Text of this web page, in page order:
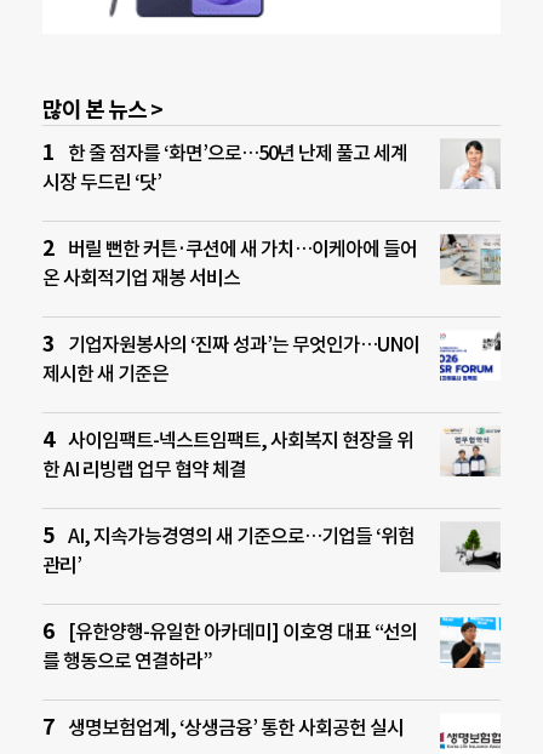
많이 본 뉴스 >
한 줄 점자를 ‘화면’으로…50년 난제 풀고 세계
시장 두드린 ‘닷’
버릴 뻔한 커튼·쿠션에 새 가치…이케아에 들어
온 사회적기업 재봉 서비스
기업자원봉사의 ‘진짜 성과’는 무엇인가…UN이
제시한 새 기준은
사이임팩트-넥스트임팩트, 사회복지 현장을 위
한 AI 리빙랩 업무 협약 체결
AI, 지속가능경영의 새 기준으로…기업들 ‘위험
관리’
[유한양행-유일한 아카데미] 이호영 대표 “선의
를 행동으로 연결하라”
생명보험업계, ‘상생금융’ 통한 사회공헌 실시